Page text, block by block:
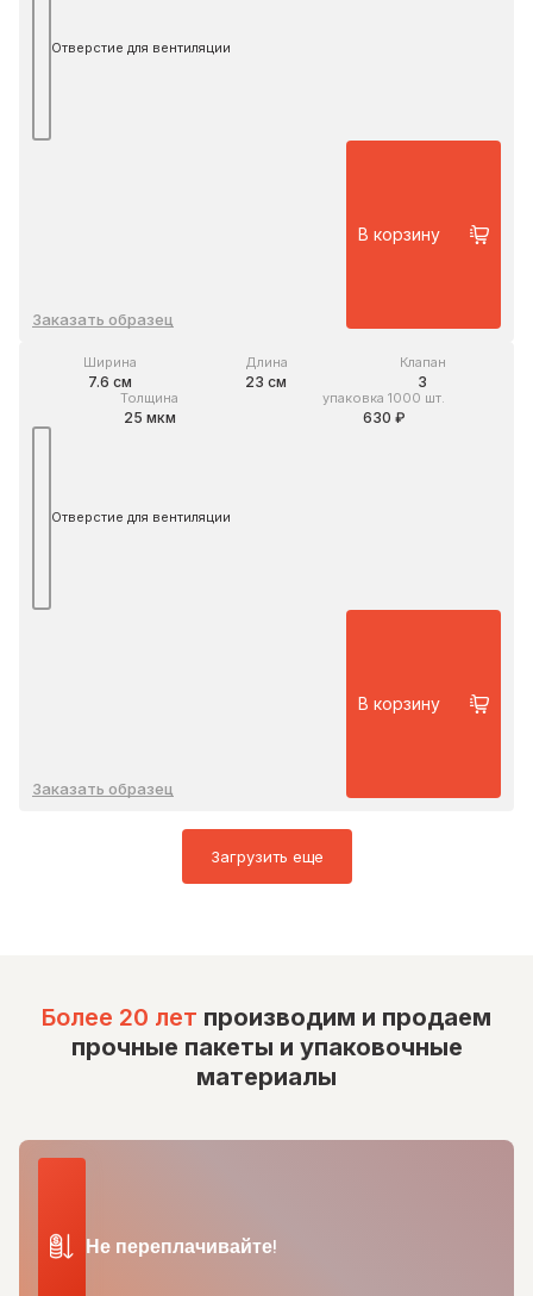
Отверстие для вентиляции
Заказать образец
В корзину
Ширина
7.6 см
Длина
23 см
Клапан
3
Толщина
25 мкм
упаковка 1000 шт.
630 ₽
Отверстие для вентиляции
Заказать образец
В корзину
Загрузить еще
Более 20 лет производим и продаем
прочные пакеты и упаковочные
материалы
Не переплачивайте!